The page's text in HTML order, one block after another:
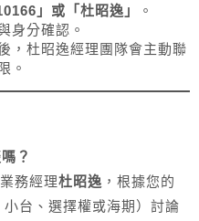
」或 「杜昭逸」
。
身分確認。
，杜昭逸經理團隊會主動聯
。
？
務經理杜昭逸 ，根據您的
台、選擇權或海期）討論